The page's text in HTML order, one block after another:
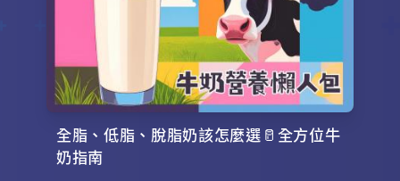
全脂、低脂、脫脂奶該怎麼選🥛全方位牛
奶指南